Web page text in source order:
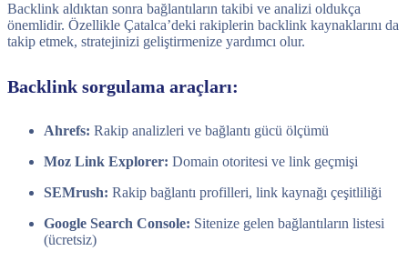
Backlink aldıktan sonra bağlantıların takibi ve analizi oldukça
önemlidir. Özellikle Çatalca’deki rakiplerin backlink kaynaklarını da
takip etmek, stratejinizi geliştirmenize yardımcı olur.
Backlink sorgulama araçları:
Ahrefs: Rakip analizleri ve bağlantı gücü ölçümü
Moz Link Explorer: Domain otoritesi ve link geçmişi
SEMrush: Rakip bağlantı profilleri, link kaynağı çeşitliliği
Google Search Console: Sitenize gelen bağlantıların listesi
(ücretsiz)